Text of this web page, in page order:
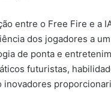
entre o Free Fire e a
dos jogadores a
de ponta e
futuristas,
inovadores